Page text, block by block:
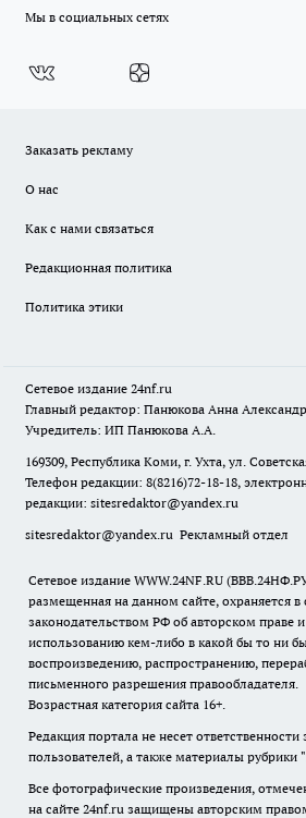
Мы в социальных сетях
Заказать рекламу
О нас
Как с нами связаться
Редакционная политика
Политика этики
Сетевое издание 24nf.ru
Главный редактор: Панюкова Анна
Учредитель: ИП Панюкова А.А.
169309, Республика Коми, г. Ухта, ул.
Телефон редакции: 8(8216)72-18-18,
редакции: sitesredaktor@yandex.ru
sitesredaktor@yandex.ru Рекламный отдел
Сетевое издание WWW.24NF.RU
размещенная на данном сайте, охраняется в
законодательством РФ об авторском праве
использованию кем-либо в какой бы то ни
воспроизведению, распространению,
письменного разрешения правообладателя.
Возрастная категория сайта 16+.
Редакция портала не несет
пользователей, а также материалы рубрики
Все фотографические произведения,
на сайте 24nf.ru защищены авторским